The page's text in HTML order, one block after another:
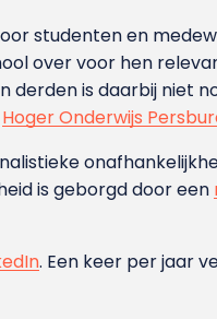
studenten en
over voor hen
is daarbij niet
Hoger Onderwijs
is geborgd door een
. Een keer per jaar